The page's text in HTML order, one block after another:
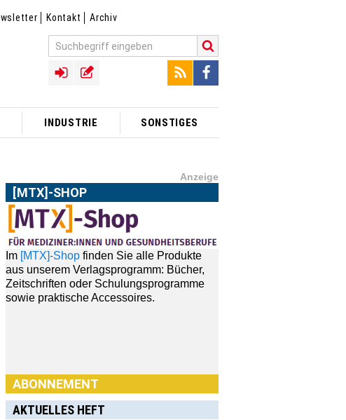
Kontakt Archiv
INDUSTRIE SONSTIGES
Anzeige
[MTX]-SHOP
Im[MTX]-Shop
finden Sie alle Produkte
aus unserem Verlagsprogramm: Bücher,
Zeitschriften oder Schulungsprogramme
sowie praktische Accessoires.
ABONNEMENT
Haben Sie Interesse an einem
Abonnement? Dann klicken Sie einfach
hier:[MTX]-Shop
AKTUELLES HEFT